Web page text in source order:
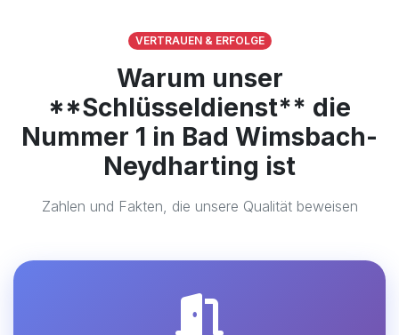
VERTRAUEN & ERFOLGE
Warum unser
**Schlüsseldienst** die
Nummer 1 in Bad Wimsbach-
Neydharting ist
Zahlen und Fakten, die unsere Qualität beweisen